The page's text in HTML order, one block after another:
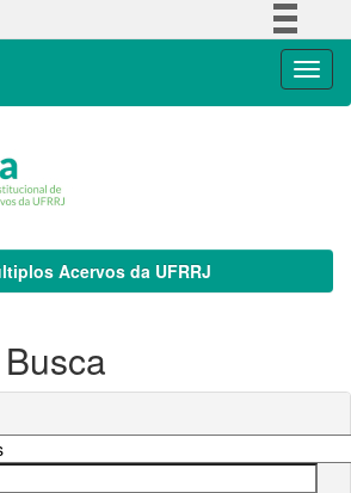
Acervos da UFRRJ